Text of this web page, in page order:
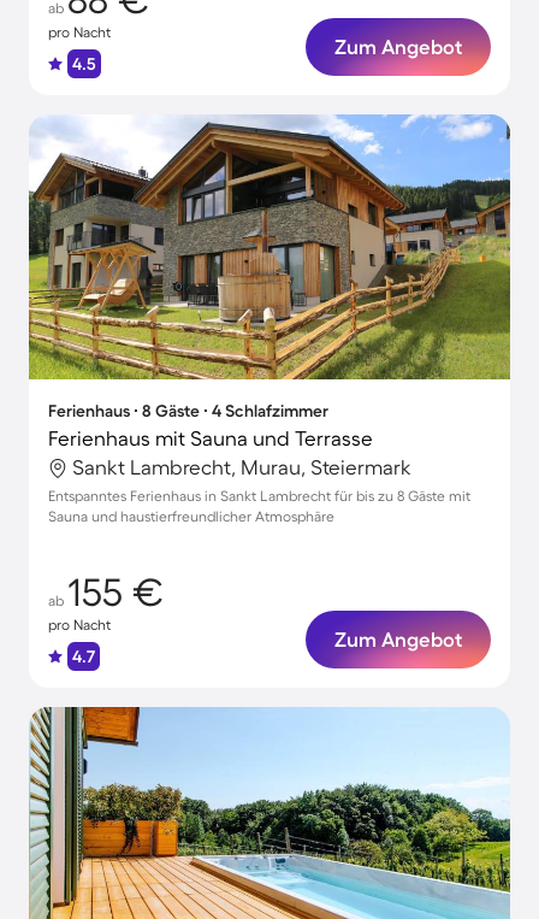
ab
pro Nacht
4.5
Zum Angebot
Ferienhaus ∙ 8 Gäste ∙ 4 Schlafzimmer
Ferienhaus mit Sauna und Terrasse
Sankt Lambrecht, Murau, Steiermark
Entspanntes Ferienhaus in Sankt Lambrecht für bis zu 8 Gäste mit
Sauna und haustierfreundlicher Atmosphäre
ab 155 €
pro Nacht
4.7
Zum Angebot